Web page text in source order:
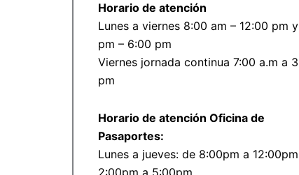
Horario de atención
Lunes a viernes 8:00 am – 12:00 pm
pm – 6:00 pm
Viernes jornada continua 7:00 a.m a
pm
Horario de atención Oficina de
Pasaportes:
Lunes a jueves: de 8:00pm a